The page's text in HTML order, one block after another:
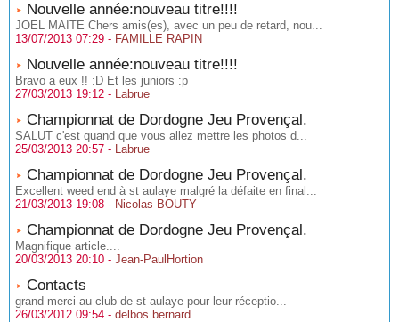
Nouvelle année:nouveau titre!!!!
JOEL MAITE Chers amis(es), avec un peu de retard, nou...
13/07/2013 07:29 - FAMILLE RAPIN
Nouvelle année:nouveau titre!!!!
Bravo a eux !! :D Et les juniors :p
27/03/2013 19:12 - Labrue
Championnat de Dordogne Jeu Provençal.
SALUT c'est quand que vous allez mettre les photos d...
25/03/2013 20:57 - Labrue
Championnat de Dordogne Jeu Provençal.
Excellent weed end à st aulaye malgré la défaite en final...
21/03/2013 19:08 - Nicolas BOUTY
Championnat de Dordogne Jeu Provençal.
Magnifique article....
20/03/2013 20:10 - Jean-PaulHortion
Contacts
grand merci au club de st aulaye pour leur réceptio...
26/03/2012 09:54 - delbos bernard